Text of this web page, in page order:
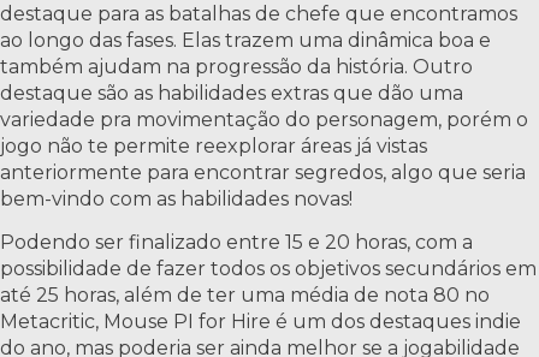
destaque para as batalhas de chefe que encontramos
ao longo das fases. Elas trazem uma dinâmica boa e
também ajudam na progressão da história. Outro
destaque são as habilidades extras que dão uma
variedade pra movimentação do personagem, porém o
jogo não te permite reexplorar áreas já vistas
anteriormente para encontrar segredos, algo que seria
bem-vindo com as habilidades novas!
Podendo ser finalizado entre 15 e 20 horas, com a
possibilidade de fazer todos os objetivos secundários em
até 25 horas, além de ter uma média de nota 80 no
Metacritic, Mouse PI for Hire é um dos destaques indie
do ano, mas poderia ser ainda melhor se a jogabilidade